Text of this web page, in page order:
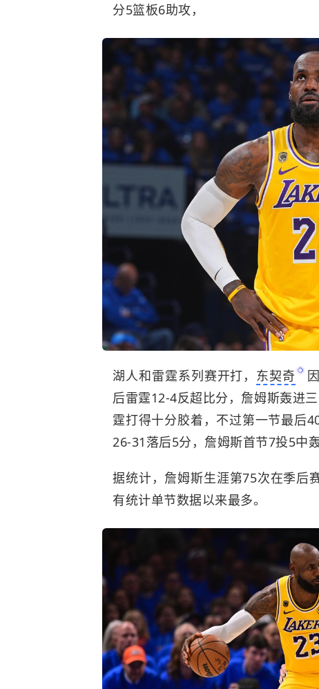
分5篮板6助攻，
湖人和雷霆系列赛开打， 东契奇
后雷霆12-4反超比分，詹姆斯轰进
霆打得十分胶着，不过第一节最后
26-31落后5分，詹姆斯首节7投5中轰
据统计，詹姆斯生涯第75次在季后
有统计单节数据以来最多。